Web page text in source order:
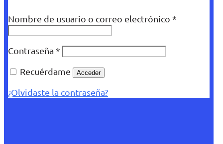
Nombre de usuario o correo electrónico *
Contraseña *
Recuérdame
Acceder
¿Olvidaste la contraseña?